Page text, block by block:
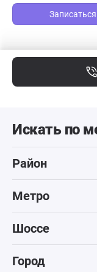
Записаться
Искать по
Район
Метро
Шоссе
Город